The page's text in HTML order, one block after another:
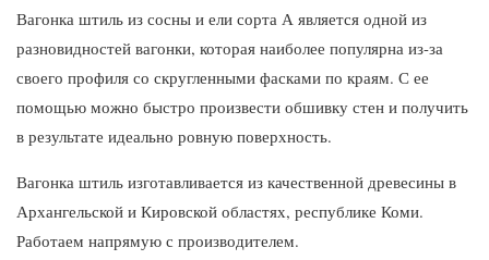
Вагонка штиль из сосны и ели сорта А является одной из
разновидностей вагонки, которая наиболее популярна из-за
своего профиля со скругленными фасками по краям. С ее
помощью можно быстро произвести обшивку стен и получить
в результате идеально ровную поверхность.
Вагонка штиль изготавливается из качественной древесины в
Архангельской и Кировской областях, республике Коми.
Работаем напрямую с производителем.